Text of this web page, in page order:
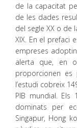
de la capacitat
de les dades
del segle XX o de
XIX. En el prefaci
empreses
alerta que, en
proporcionen es
l’estudi cobreix
PIB mundial. Els
dominats per
Singapur, Hong